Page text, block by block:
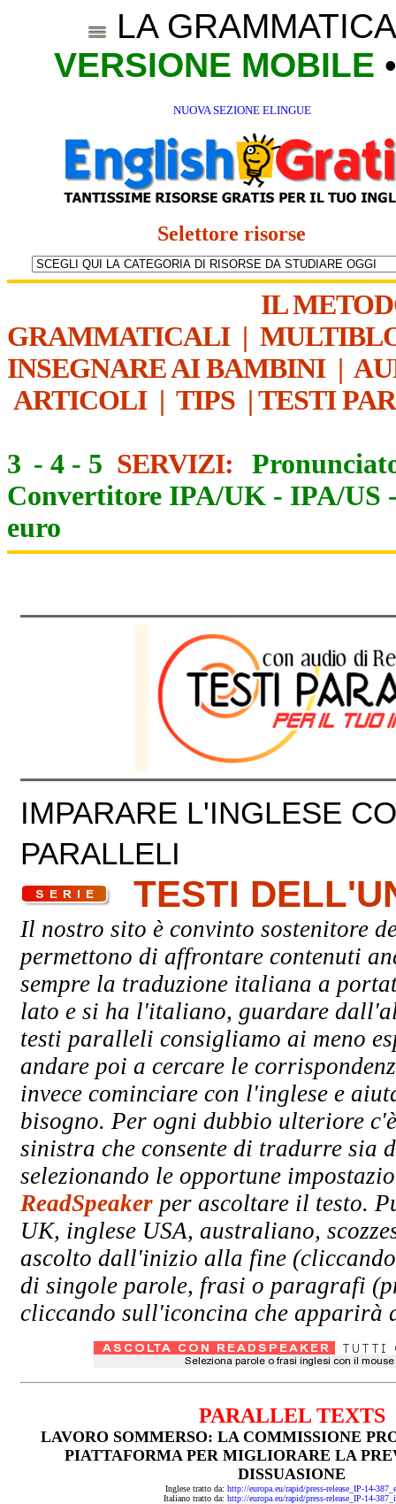
LA
VERSIONE MOBILE
NUOVA SEZIONE ELINGUE
Selettore risorse
IL
GRAMMATICALI|
INSEGNARE AI BAMBINI|
ARTICOLI| TIPS | TESTI
3 - 4 - 5 SERVIZI:
Convertitore IPA/UK - IPA/US
euro
IMPARARE L'INGLESE
PARALLELI
TESTI
Il nostro sito è convinto sostenitore
permettono di affrontare contenuti
sempre la traduzione italiana a
lato e si ha l'italiano, guardare
testi paralleli consigliamo ai meno
andare poi a cercare le
invece cominciare con l'inglese e
bisogno. Per ogni dubbio ulteriore
sinistra che consente di tradurre
selezionando le opportune
ReadSpeaker per ascoltare il testo.
UK, inglese USA, australiano,
ascolto dall'inizio alla fine
di singole parole, frasi o paragrafi
cliccando sull'iconcina che apparirà
PARALLEL TEXTS
LAVORO SOMMERSO: LA COMMISSIONE
PIATTAFORMA PER MIGLIORARE LA
DISSUASIONE
Inglese tratto da: http://europa.eu/rapid/press-release_IP-14-
Italiano tratto da: http://europa.eu/rapid/press-release_IP-14-